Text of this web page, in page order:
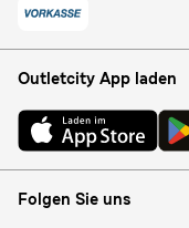
Outletcity App laden
Folgen Sie uns